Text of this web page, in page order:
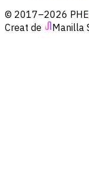
© 2017–2026 PHE
Creat de
Manilla